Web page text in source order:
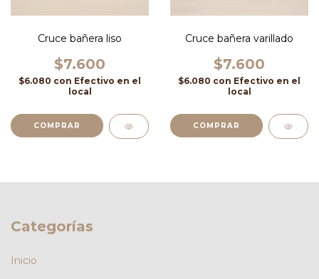
Cruce bañera liso
$7.600
$6.080 con Efectivo en el
local
Cruce bañera varillado
$7.600
$6.080 con Efectivo en el
local
Categorías
Inicio